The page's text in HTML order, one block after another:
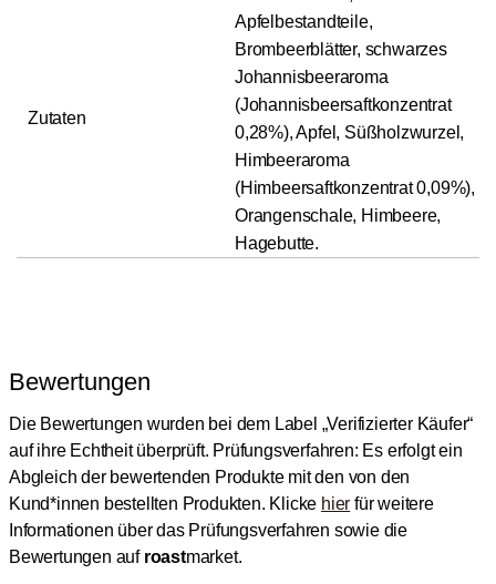
Zutaten
Apfelbestandteile,
Brombeerblätter, schwarzes
Johannisbeeraroma
(Johannisbeersaftkonzentrat
0,28%), Apfel, Süßholzwurzel,
Himbeeraroma
(Himbeersaftkonzentrat 0,09%),
Orangenschale, Himbeere,
Hagebutte.
Bewertungen
Die Bewertungen wurden bei dem Label „Verifizierter Käufer“
auf ihre Echtheit überprüft. Prüfungsverfahren: Es erfolgt ein
Abgleich der bewertenden Produkte mit den von den
Kund*innen bestellten Produkten. Klicke hier für weitere
Informationen über das Prüfungsverfahren sowie die
Bewertungen auf roastmarket.